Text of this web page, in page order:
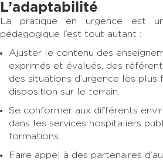
L’adaptabilité
La pratique en urgence est
pédagogique l’est tout autant :
Ajuster le contenu des
exprimés et évalués, des
des situations d’urgence les
disposition sur le terrain.
Se conformer aux différents
dans les services hospitaliers
formations.
Faire appel à des partenaires